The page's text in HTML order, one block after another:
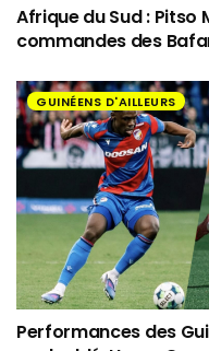
Afrique du Sud : Pitso
commandes des
GUINÉENS D'AILLEURS
Performances des